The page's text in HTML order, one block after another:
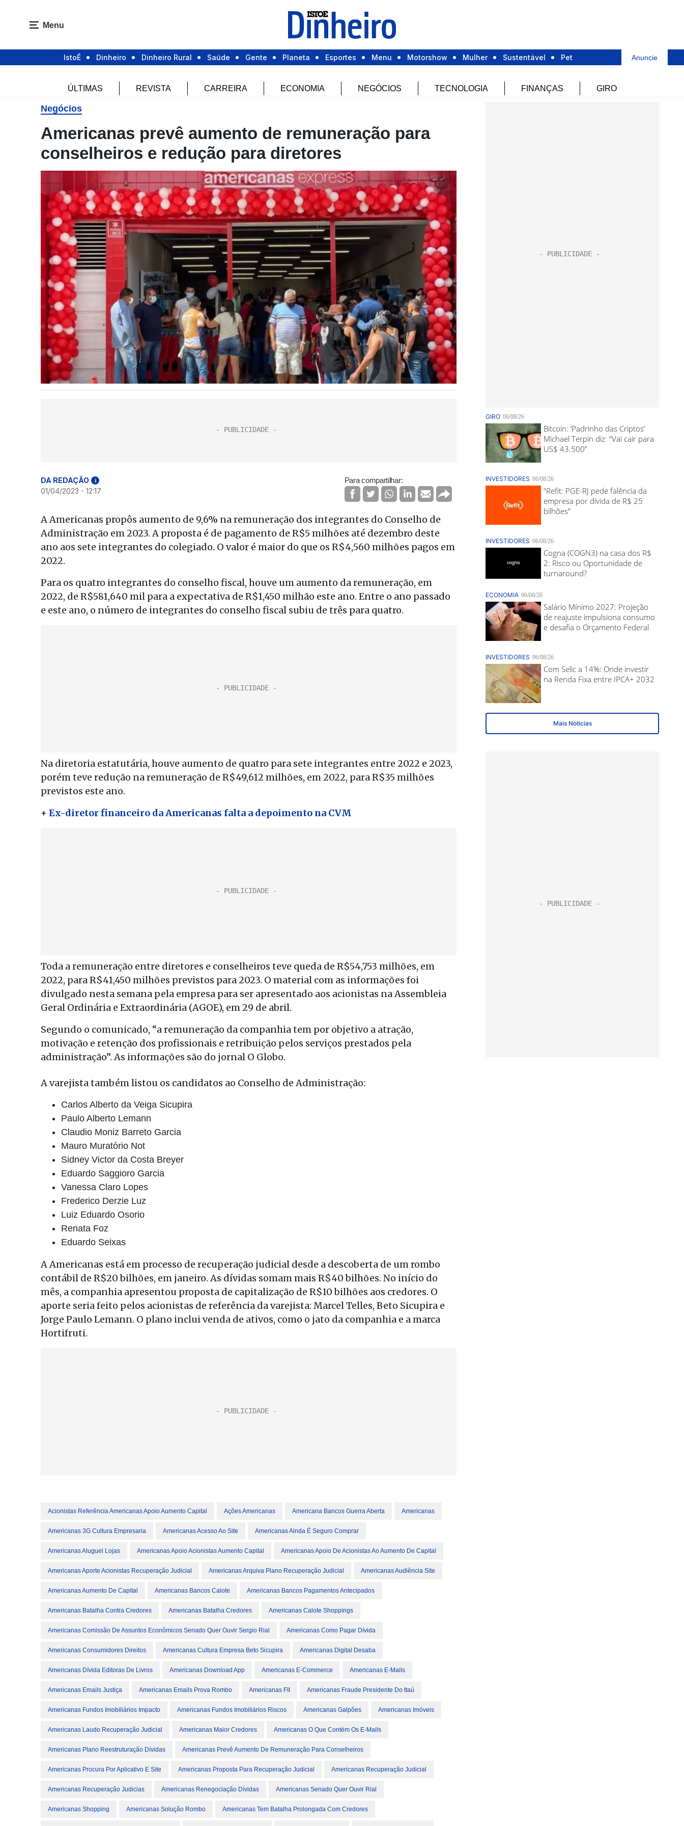
Menu
IstoÉ Dinheiro Dinheiro Rural Saúde Gente Planeta Esportes Menu Motorshow Mulher Sustentável Pet Anuncie
ÚLTIMAS REVISTA CARREIRA ECONOMIA NEGÓCIOS TECNOLOGIA FINANÇAS GIRO
Negócios
Americanas prevê aumento de remuneração para
conselheiros e redução para diretores
DA REDAÇÃO i
01/04/2023 - 12:17
Para compartilhar:
A Americanas propôs aumento de 9,6% na remuneração dos integrantes do Conselho de
Administração em 2023. A proposta é de pagamento de R$5 milhões até dezembro deste
ano aos sete integrantes do colegiado. O valor é maior do que os R$4,560 milhões pagos em
2022.
Para os quatro integrantes do conselho fiscal, houve um aumento da remuneração, em
2022, de R$581,640 mil para a expectativa de R$1,450 milhão este ano. Entre o ano passado
e este ano, o número de integrantes do conselho fiscal subiu de três para quatro.
Na diretoria estatutária, houve aumento de quatro para sete integrantes entre 2022 e 2023,
porém teve redução na remuneração de R$49,612 milhões, em 2022, para R$35 milhões
previstos este ano.
+ Ex-diretor financeiro da Americanas falta a depoimento na CVM
Toda a remuneração entre diretores e conselheiros teve queda de R$54,753 milhões, em
2022, para R$41,450 milhões previstos para 2023. O material com as informações foi
divulgado nesta semana pela empresa para ser apresentado aos acionistas na Assembleia
Geral Ordinária e Extraordinária (AGOE), em 29 de abril.
Segundo o comunicado, “a remuneração da companhia tem por objetivo a atração,
motivação e retenção dos profissionais e retribuição pelos serviços prestados pela
administração”. As informações são do jornal O Globo.
A varejista também listou os candidatos ao Conselho de Administração:
Carlos Alberto da Veiga Sicupira
Paulo Alberto Lemann
Claudio Moniz Barreto Garcia
Mauro Muratório Not
Sidney Victor da Costa Breyer
Eduardo Saggioro Garcia
Vanessa Claro Lopes
Frederico Derzie Luz
Luiz Eduardo Osorio
Renata Foz
Eduardo Seixas
A Americanas está em processo de recuperação judicial desde a descoberta de um rombo
contábil de R$20 bilhões, em janeiro. As dívidas somam mais R$40 bilhões. No início do
mês, a companhia apresentou proposta de capitalização de R$10 bilhões aos credores. O
aporte seria feito pelos acionistas de referência da varejista: Marcel Telles, Beto Sicupira e
Jorge Paulo Lemann. O plano inclui venda de ativos, como o jato da companhia e a marca
Hortifruti.
Acionistas Referência Americanas Apoio Aumento Capital Ações Americanas Americana Bancos Guerra Aberta Americanas
Americanas 3G Cultura Empresaria Americanas Acesso Ao Site Americanas Ainda É Seguro Comprar
Americanas Aluguel Lojas Americanas Apoio Acionistas Aumento Capital Americanas Apoio De Acionistas Ao Aumento De Capital
Americanas Aporte Acionistas Recuperação Judicial Americanas Arquiva Plano Recuperação Judicial Americanas Audiência Site
Americanas Aumento De Capital Americanas Bancos Calote Americanas Bancos Pagamentos Antecipados
Americanas Batalha Contra Credores Americanas Batalha Credores Americanas Calote Shoppings
Americanas Comissão De Assuntos Econômicos Senado Quer Ouvir Sergio Rial Americanas Como Pagar Dívida
Americanas Consumidores Direitos Americanas Cultura Empresa Beto Sicupira Americanas Digital Desaba
Americanas Dívida Editoras De Livros Americanas Download App Americanas E-Commerce Americanas E-Mails
Americanas Emails Justiça Americanas Emails Prova Rombo Americanas FII Americanas Fraude Presidente Do Itaú
Americanas Fundos Imobiliários Impacto Americanas Fundos Imobiliários Riscos Americanas Galpões Americanas Imóveis
Americanas Laudo Recuperação Judicial Americanas Maior Credores Americanas O Que Contém Os E-Mails
Americanas Plano Reestruturação Dívidas Americanas Prevê Aumento De Remuneração Para Conselheiros
Americanas Procura Por Aplicativo E Site Americanas Proposta Para Recuperação Judicial Americanas Recuperação Judicial
Americanas Recuperação Judicias Americanas Renegociação Dívidas Americanas Senado Quer Ouvir Rial
Americanas Shopping Americanas Solução Rombo Americanas Tem Batalha Prolongada Com Credores